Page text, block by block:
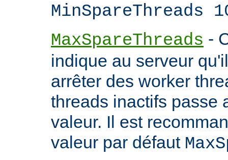
MinSpareThreads
MaxSpareThreads -
indique au serveur
arrêter des worker
threads inactifs passe
valeur. Il est
valeur par défaut